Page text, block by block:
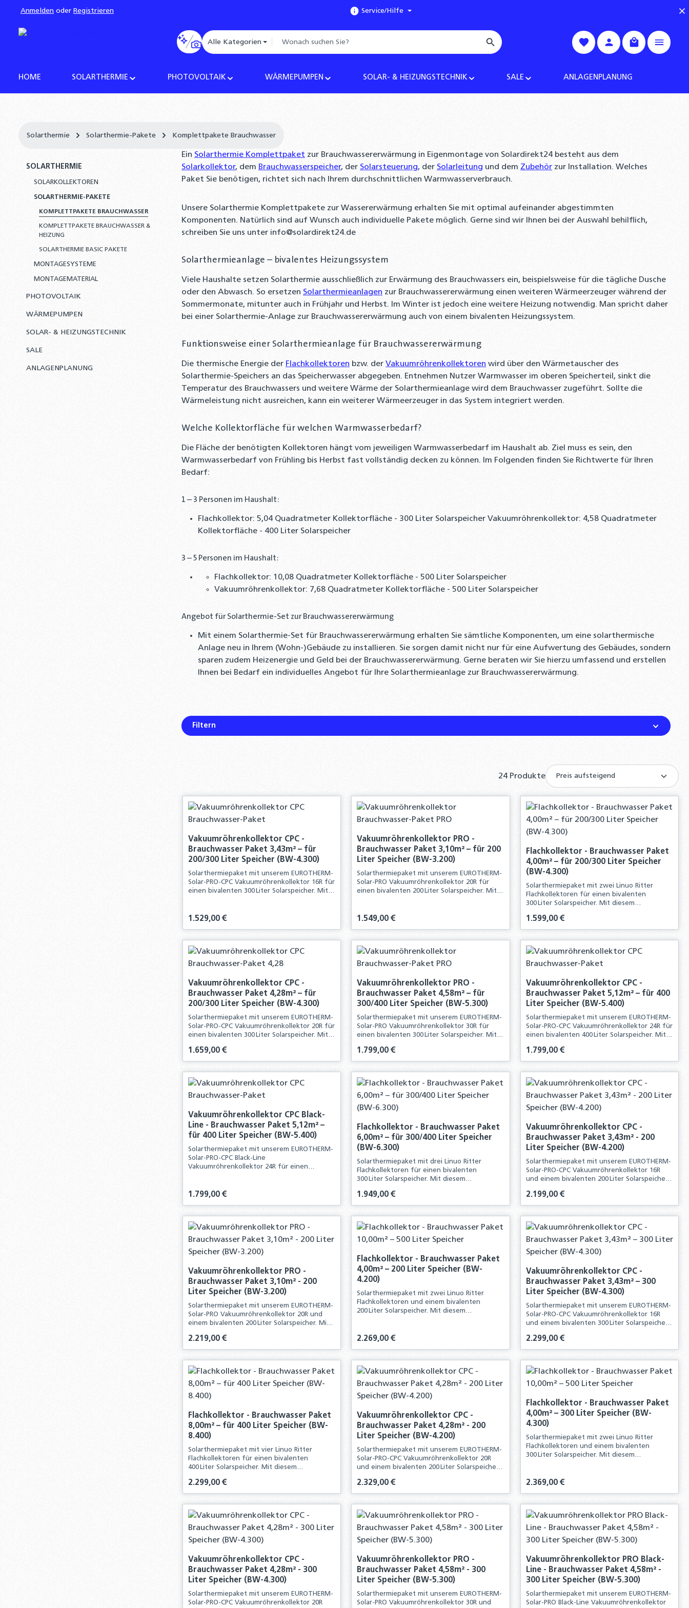
Zur Hauptnavigation springen
Anmelden oder Registrieren Service/Hilfe
Alle Kategorien
Warenkorb
HOME SOLARTHERMIE PHOTOVOLTAIK WÄRMEPUMPEN SOLAR- & HEIZUNGSTECHNIK SALE ANLAGENPLANUNG
Solarthermie Solarthermie-Pakete Komplettpakete Brauchwasser
SOLARTHERMIE
SOLARKOLLEKTOREN
SOLARTHERMIE-PAKETE
KOMPLETTPAKETE BRAUCHWASSER
KOMPLETTPAKETE BRAUCHWASSER &
HEIZUNG
SOLARTHERMIE BASIC PAKETE
MONTAGESYSTEME
MONTAGEMATERIAL
PHOTOVOLTAIK
WÄRMEPUMPEN
SOLAR- & HEIZUNGSTECHNIK
SALE
ANLAGENPLANUNG
Ein Solarthermie Komplettpaket zur Brauchwassererwärmung in Eigenmontage von Solardirekt24 besteht aus dem
Solarkollektor, dem Brauchwasserspeicher, der Solarsteuerung, der Solarleitung und dem Zubehör zur Installation. Welches
Paket Sie benötigen, richtet sich nach Ihrem durchschnittlichen Warmwasserverbrauch.
Unsere Solarthermie Komplettpakete zur Wassererwärmung erhalten Sie mit optimal aufeinander abgestimmten
Komponenten. Natürlich sind auf Wunsch auch individuelle Pakete möglich. Gerne sind wir Ihnen bei der Auswahl behilflich,
schreiben Sie uns unter info@solardirekt24.de
Solarthermieanlage – bivalentes Heizungssystem
Viele Haushalte setzen Solarthermie ausschließlich zur Erwärmung des Brauchwassers ein, beispielsweise für die tägliche Dusche
oder den Abwasch. So ersetzen Solarthermieanlagen zur Brauchwassererwärmung einen weiteren Wärmeerzeuger während der
Sommermonate, mitunter auch in Frühjahr und Herbst. Im Winter ist jedoch eine weitere Heizung notwendig. Man spricht daher
bei einer Solarthermie-Anlage zur Brauchwassererwärmung auch von einem bivalenten Heizungssystem.
Funktionsweise einer Solarthermieanlage für Brauchwassererwärmung
Die thermische Energie der Flachkollektoren bzw. der Vakuumröhrenkollektoren wird über den Wärmetauscher des
Solarthermie-Speichers an das Speicherwasser abgegeben. Entnehmen Nutzer Warmwasser im oberen Speicherteil, sinkt die
Temperatur des Brauchwassers und weitere Wärme der Solarthermieanlage wird dem Brauchwasser zugeführt. Sollte die
Wärmeleistung nicht ausreichen, kann ein weiterer Wärmeerzeuger in das System integriert werden.
Welche Kollektorfläche für welchen Warmwasserbedarf?
Die Fläche der benötigten Kollektoren hängt vom jeweiligen Warmwasserbedarf im Haushalt ab. Ziel muss es sein, den
Warmwasserbedarf von Frühling bis Herbst fast vollständig decken zu können. Im Folgenden finden Sie Richtwerte für Ihren
Bedarf:
1 – 3 Personen im Haushalt:
Flachkollektor: 5,04 Quadratmeter Kollektorfläche - 300 Liter Solarspeicher Vakuumröhrenkollektor: 4,58 Quadratmeter
Kollektorfläche - 400 Liter Solarspeicher
3 – 5 Personen im Haushalt:
Flachkollektor: 10,08 Quadratmeter Kollektorfläche - 500 Liter Solarspeicher
Vakuumröhrenkollektor: 7,68 Quadratmeter Kollektorfläche - 500 Liter Solarspeicher
Angebot für Solarthermie-Set zur Brauchwassererwärmung
Mit einem Solarthermie-Set für Brauchwassererwärmung erhalten Sie sämtliche Komponenten, um eine solarthermische
Anlage neu in Ihrem (Wohn-)Gebäude zu installieren. Sie sorgen damit nicht nur für eine Aufwertung des Gebäudes, sondern
sparen zudem Heizenergie und Geld bei der Brauchwassererwärmung. Gerne beraten wir Sie hierzu umfassend und erstellen
Ihnen bei Bedarf ein individuelles Angebot für Ihre Solarthermieanlage zur Brauchwassererwärmung.
Filtern
24 Produkte
Vakuumröhrenkollektor CPC -
Brauchwasser Paket 3,43m² – für
200/300 Liter Speicher (BW-4.300)
Solarthermiepaket mit unserem EUROTHERM-
Solar-PRO-CPC Vakuumröhrenkollektor 16R für
einen bivalenten 300 Liter Solarspeicher. Mit
solarthermischen Anlage
Regulärer Preis:
1.529,00 €
Produkt Anzahl: Gib den gewünschten Wert ein oder benutze die Schaltflächen um
Vakuumröhrenkollektor PRO -
Brauchwasser Paket 3,10m² – für 200
Liter Speicher (BW-3.200)
Solarthermiepaket mit unserem EUROTHERM-
Solar-PRO Vakuumröhrenkollektor 20R für
einen bivalenten 200 Liter Solarspeicher. Mit
solarthermischen Anlage
Regulärer Preis:
1.549,00 €
Produkt Anzahl: Gib den gewünschten Wert ein oder
Flachkollektor - Brauchwasser Paket
4,00m² – für 200/300 Liter Speicher
(BW-4.300)
Solarthermiepaket mit zwei Linuo Ritter
Flachkollektoren für einen bivalenten
300 Liter Solarspeicher. Mit diesem
Komponenten für die Neuinstallation einer
solarthermischen Anlage.
Regulärer Preis:
1.599,00 €
Produkt Anzahl: Gib den
Vakuumröhrenkollektor CPC -
Brauchwasser Paket 4,28m² – für
200/300 Liter Speicher (BW-4.300)
Solarthermiepaket mit unserem EUROTHERM-
Solar-PRO-CPC Vakuumröhrenkollektor 20R für
einen bivalenten 300 Liter Solarspeicher. Mit
Komponenten für die Neuinstallation einer
solarthermischen Anlage
Regulärer Preis:
1.659,00 €
Produkt Anzahl: Gib den gewünschten Wert ein oder benutze die Schaltflächen um
Vakuumröhrenkollektor PRO -
Brauchwasser Paket 4,58m² – für
300/400 Liter Speicher (BW-5.300)
Solarthermiepaket mit unserem EUROTHERM-
Solar-PRO Vakuumröhrenkollektor 30R für
einen bivalenten 300 Liter Solarspeicher. Mit
Komponenten für die Neuinstallation einer
solarthermischen Anlage
Regulärer Preis:
1.799,00 €
Produkt Anzahl: Gib den gewünschten Wert ein oder
Vakuumröhrenkollektor CPC -
Brauchwasser Paket 5,12m² – für 400
Liter Speicher (BW-5.400)
Solarthermiepaket mit unserem EUROTHERM-
Solar-PRO-CPC Vakuumröhrenkollektor 24R für
einen bivalenten 400 Liter Solarspeicher. Mit
Komponenten für die Neuinstallation einer
solarthermischen Anlage
Regulärer Preis:
1.799,00 €
Produkt Anzahl: Gib den
Vakuumröhrenkollektor CPC Black-
Line - Brauchwasser Paket 5,12m² –
für 400 Liter Speicher (BW-5.400)
Solarthermiepaket mit unserem EUROTHERM-
Solar-PRO-CPC Black-Line
Vakuumröhrenkollektor 24R für einen
Komponenten für die Neuinstallation einer
Regulärer Preis:
1.799,00 €
Produkt Anzahl: Gib den gewünschten Wert ein oder benutze die Schaltflächen um
Flachkollektor - Brauchwasser Paket
6,00m² – für 300/400 Liter Speicher
(BW-6.300)
Solarthermiepaket mit drei Linuo Ritter
Flachkollektoren für einen bivalenten
300 Liter Solarspeicher. Mit diesem
Komponenten für die Neuinstallation einer
solarthermischen Anlage.
Regulärer Preis:
1.949,00 €
Produkt Anzahl: Gib den gewünschten Wert ein oder
Vakuumröhrenkollektor CPC -
Brauchwasser Paket 3,43m² - 200
Liter Speicher (BW-4.200)
Solarthermiepaket mit unserem EUROTHERM-
Solar-PRO-CPC Vakuumröhrenkollektor 16R
und einem bivalenten 200 Liter Solarspeicher.
Komponenten für die Neuinstallation einer
solarthermischen Anlage
Regulärer Preis:
2.199,00 €
Produkt Anzahl: Gib den
Vakuumröhrenkollektor PRO -
Brauchwasser Paket 3,10m² - 200
Liter Speicher (BW-3.200)
Solarthermiepaket mit unserem EUROTHERM-
Solar-PRO Vakuumröhrenkollektor 20R und
einem bivalenten 200 Liter Solarspeicher. Mit
Komponenten für die Neuinstallation einer
solarthermischen Anlage
Regulärer Preis:
2.219,00 €
Produkt Anzahl: Gib den gewünschten Wert ein oder benutze die Schaltflächen um
Flachkollektor - Brauchwasser Paket
4,00m² – 200 Liter Speicher (BW-
4.200)
Solarthermiepaket mit zwei Linuo Ritter
Flachkollektoren und einem bivalenten
200 Liter Solarspeicher. Mit diesem
solarthermischen Anlage.
Regulärer Preis:
2.269,00 €
Produkt Anzahl: Gib den gewünschten Wert ein oder
Vakuumröhrenkollektor CPC -
Brauchwasser Paket 3,43m² – 300
Liter Speicher (BW-4.300)
Solarthermiepaket mit unserem EUROTHERM-
Solar-PRO-CPC Vakuumröhrenkollektor 16R
und einem bivalenten 300 Liter Solarspeicher.
Komponenten für die Neuinstallation einer
solarthermischen Anlage
Regulärer Preis:
2.299,00 €
Produkt Anzahl: Gib den
Flachkollektor - Brauchwasser Paket
8,00m² – für 400 Liter Speicher (BW-
8.400)
Solarthermiepaket mit vier Linuo Ritter
Flachkollektoren für einen bivalenten
400 Liter Solarspeicher. Mit diesem
Komponenten für die Neuinstallation einer
solarthermischen Anlage.
Regulärer Preis:
2.299,00 €
Produkt Anzahl: Gib den gewünschten Wert ein oder benutze die Schaltflächen um
Vakuumröhrenkollektor CPC -
Brauchwasser Paket 4,28m² - 200
Liter Speicher (BW-4.200)
Solarthermiepaket mit unserem EUROTHERM-
Solar-PRO-CPC Vakuumröhrenkollektor 20R
und einem bivalenten 200 Liter Solarspeicher.
Komponenten für die Neuinstallation einer
solarthermischen Anlage
Regulärer Preis:
2.329,00 €
Produkt Anzahl: Gib den gewünschten Wert ein oder
Flachkollektor - Brauchwasser Paket
4,00m² – 300 Liter Speicher (BW-
4.300)
Solarthermiepaket mit zwei Linuo Ritter
Flachkollektoren und einem bivalenten
300 Liter Solarspeicher. Mit diesem
solarthermischen Anlage.
Regulärer Preis:
2.369,00 €
Produkt Anzahl: Gib den
Vakuumröhrenkollektor CPC -
Brauchwasser Paket 4,28m² - 300
Liter Speicher (BW-4.300)
Solarthermiepaket mit unserem EUROTHERM-
Solar-PRO-CPC Vakuumröhrenkollektor 20R
Vakuumröhrenkollektor PRO -
Brauchwasser Paket 4,58m² - 300
Liter Speicher (BW-5.300)
Solarthermiepaket mit unserem EUROTHERM-
Solar-PRO Vakuumröhrenkollektor 30R und
Vakuumröhrenkollektor PRO Black-
Line - Brauchwasser Paket 4,58m² -
300 Liter Speicher (BW-5.300)
Solarthermiepaket mit unserem EUROTHERM-
Solar-PRO Black-Line Vakuumröhrenkollektor